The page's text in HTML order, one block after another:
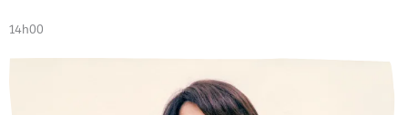
14h00